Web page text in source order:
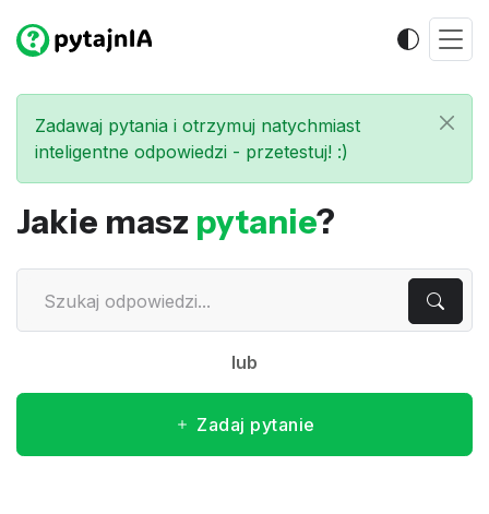
Zadawaj pytania i otrzymuj natychmiast
inteligentne odpowiedzi - przetestuj! :)
Jakie masz pytanie?
lub
Zadaj pytanie